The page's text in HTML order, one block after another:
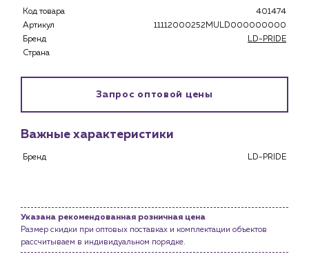
Снабженцам и подрядным организациям
Новости
Код товара
401474
Артикул
11112000252MULD000000000
Бренд
LD-PRIDE
Страна
Запрос оптовой цены
Важные характеристики
Бренд LD-PRIDE
Указана рекомендованная розничная цена
Размер скидки при оптовых поставках и комплектации объектов
рассчитываем в индивидуальном порядке.